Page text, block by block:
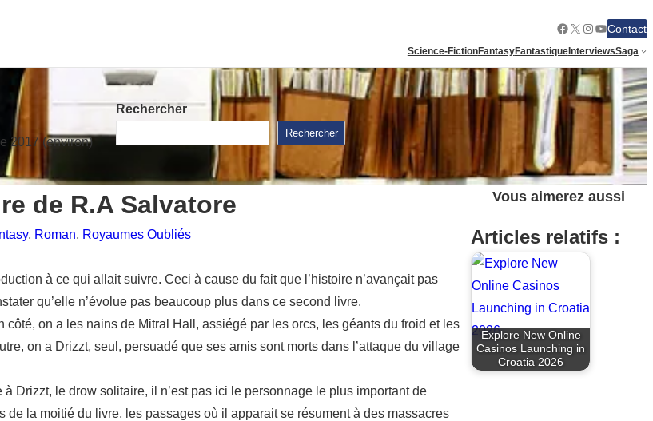
Facebook
X Instagram
YouTube
Contact
Science-FictionFantasyFantastiqueInterviewsSaga
2017 (environ)
Rechercher
Rechercher
de R.A Salvatore
, Roman, Royaumes Oubliés
à ce qui allait suivre. Ceci à cause du fait que l’histoire n’avançait pas
qu’elle n’évolue pas beaucoup plus dans ce second livre.
on a les nains de Mitral Hall, assiégé par les orcs, les géants du froid et les
on a Drizzt, seul, persuadé que ses amis sont morts dans l’attaque du village
Drizzt, le drow solitaire, il n’est pas ici le personnage le plus important de
de la moitié du livre, les passages où il apparait se résument à des massacres
Vous aimerez aussi
Articles relatifs :
Explore New Online
Casinos Launching in
Croatia 2026